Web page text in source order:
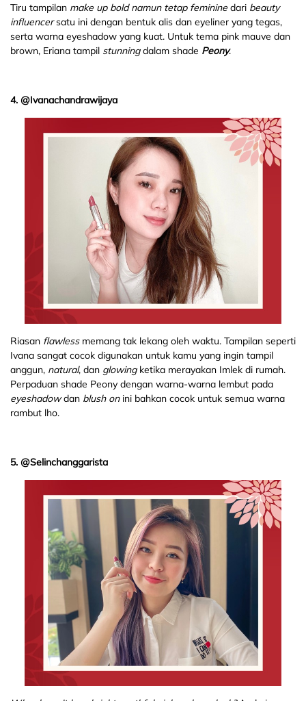
Tiru tampilan make up bold namun tetap feminine dari beauty
influencersatu ini dengan bentuk alis dan eyeliner yang tegas,
serta warna eyeshadow yang kuat. Untuk tema pink mauve dan
brown, Eriana tampil stunningdalam shade Peony.
4. @Ivanachandrawijaya
Riasan flawlessmemang tak lekang oleh waktu. Tampilan seperti
Ivana sangat cocok digunakan untuk kamu yang ingin tampil
anggun, natural, dan glowingketika merayakan Imlek di rumah.
Perpaduan shade Peony dengan warna-warna lembut pada
eyeshadowdan blush onini bahkan cocok untuk semua warna
rambut lho.
5. @Selinchanggarista